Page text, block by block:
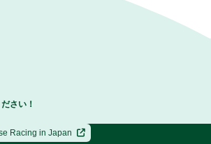
さい！
Racing in Japan